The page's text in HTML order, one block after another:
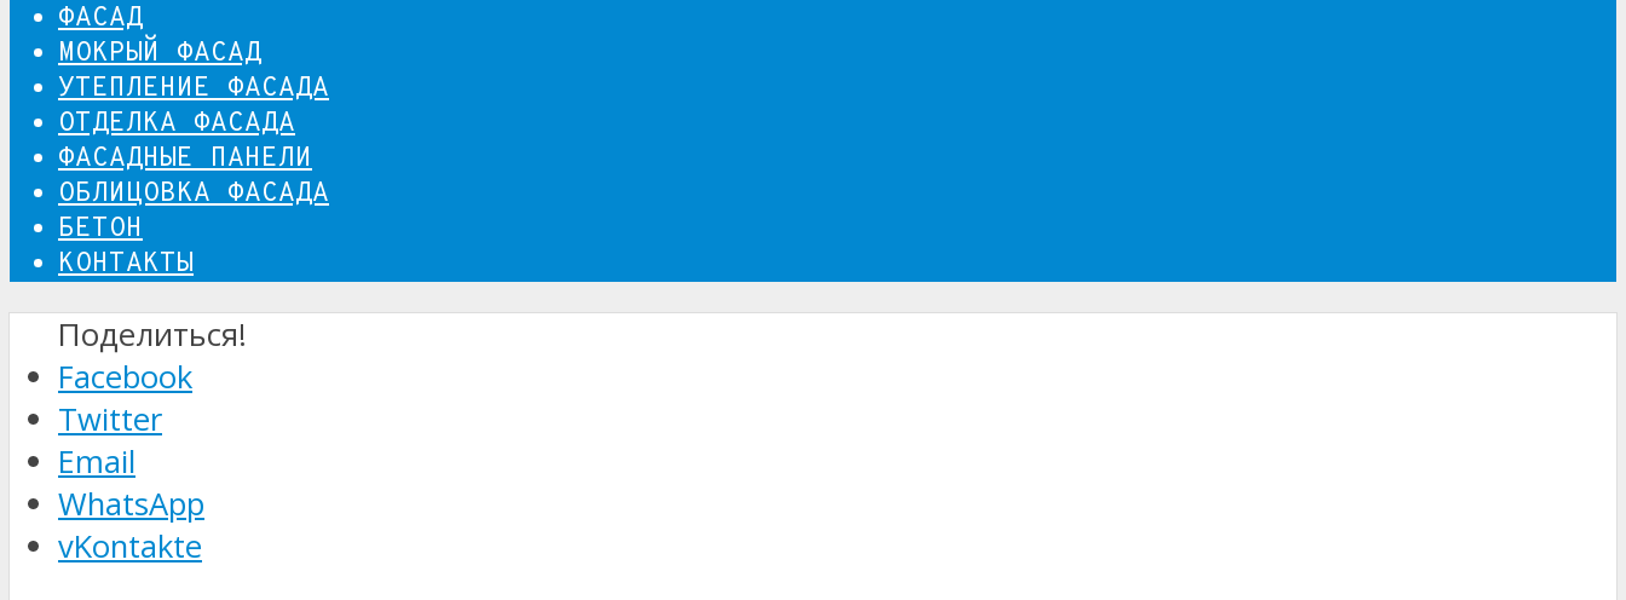
ФАСАД
МОКРЫЙ ФАСАД
УТЕПЛЕНИЕ ФАСАДА
ОТДЕЛКА ФАСАДА
ФАСАДНЫЕ ПАНЕЛИ
ОБЛИЦОВКА ФАСАДА
БЕТОН
КОНТАКТЫ
Поделиться!
Facebook
Twitter
Email
WhatsApp
vKontakte